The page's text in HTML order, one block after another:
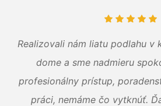
Realizovali nám liatu podlahu v
dome a sme nadmieru
profesionálny prístup,
práci, nemáme čo vytknúť.